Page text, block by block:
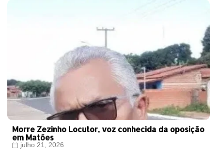
Morre Zezinho Locutor, voz conhecida da oposição
em Matões
julho 21, 2026